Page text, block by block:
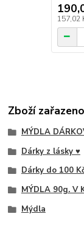
157,02
Zboží
MÝDLA
Dárky z lásky ♥
Dárky do 100
MÝDLA 90g. V
Mýdla